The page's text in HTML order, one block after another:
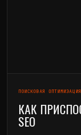
ПОИСКОВАЯ ОПТИМИЗАЦИЯ
КАК
SEO